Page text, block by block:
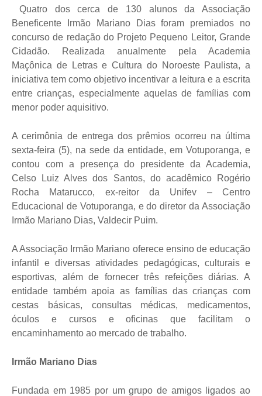
Quatro dos cerca de 130 alunos da Associação
Beneficente Irmão Mariano Dias foram premiados no
concurso de redação do Projeto Pequeno Leitor, Grande
Cidadão. Realizada anualmente pela Academia
Maçônica de Letras e Cultura do Noroeste Paulista, a
iniciativa tem como objetivo incentivar a leitura e a escrita
entre crianças, especialmente aquelas de famílias com
menor poder aquisitivo.
A cerimônia de entrega dos prêmios ocorreu na última
sexta-feira (5), na sede da entidade, em Votuporanga, e
contou com a presença do presidente da Academia,
Celso Luiz Alves dos Santos, do acadêmico Rogério
Rocha Matarucco, ex-reitor da Unifev – Centro
Educacional de Votuporanga, e do diretor da Associação
Irmão Mariano Dias, Valdecir Puim.
A Associação Irmão Mariano oferece ensino de educação
infantil e diversas atividades pedagógicas, culturais e
esportivas, além de fornecer três refeições diárias. A
entidade também apoia as famílias das crianças com
cestas básicas, consultas médicas, medicamentos,
óculos e cursos e oficinas que facilitam o
encaminhamento ao mercado de trabalho.
Irmão Mariano Dias
Fundada em 1985 por um grupo de amigos ligados ao